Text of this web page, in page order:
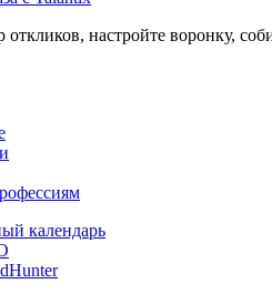
откликов, настройте воронку,
календарь